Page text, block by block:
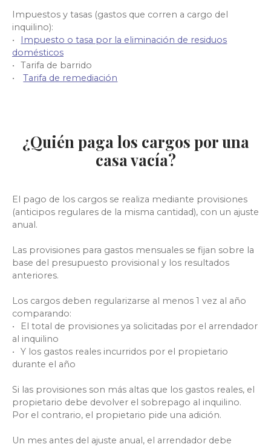
Impuestos y tasas (gastos que corren a cargo del
inquilino):
Impuesto o tasa por la eliminación de residuos
domésticos
Tarifa de barrido
Tarifa de remediación
¿Quién paga los cargos por una
casa vacía?
El pago de los cargos se realiza mediante provisiones
(anticipos regulares de la misma cantidad), con un ajuste
anual.
Las provisiones para gastos mensuales se fijan sobre la
base del presupuesto provisional y los resultados
anteriores.
Los cargos deben regularizarse al menos 1 vez al año
comparando:
El total de provisiones ya solicitadas por el arrendador
al inquilino
Y los gastos reales incurridos por el propietario
durante el año
Si las provisiones son más altas que los gastos reales, el
propietario debe devolver el sobrepago al inquilino.
Por el contrario, el propietario pide una adición.
Un mes antes del ajuste anual, el arrendador debe